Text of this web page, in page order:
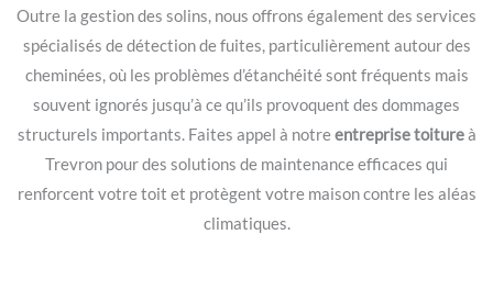
Outre la gestion des solins, nous offrons également des services
spécialisés de détection de fuites, particulièrement autour des
cheminées, où les problèmes d’étanchéité sont fréquents mais
souvent ignorés jusqu’à ce qu’ils provoquent des dommages
structurels importants. Faites appel à notreentreprise toitureà
Trevron pour des solutions de maintenance efficaces qui
renforcent votre toit et protègent votre maison contre les aléas
climatiques.